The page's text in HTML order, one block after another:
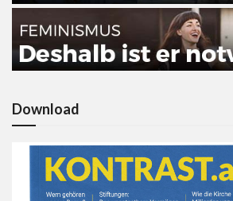
Download